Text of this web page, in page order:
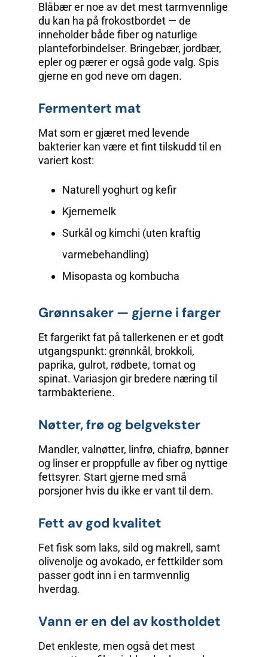
Blåbær er noe av det mest tarmvennlige
du kan ha på frokost­bordet — de
inneholder både fiber og naturlige
planteforbindelser. Bringebær, jordbær,
epler og pærer er også gode valg. Spis
gjerne en god neve om dagen.
Fermentert mat
Mat som er gjæret med levende
bakterier kan være et fint tilskudd til en
variert kost:
Naturell yoghurt og kefir
Kjernemelk
Surkål og kimchi (uten kraftig
varmebehandling)
Misopasta og kombucha
Grønnsaker — gjerne i farger
Et fargerikt fat på tallerkenen er et godt
utgangspunkt: grønnkål, brokkoli,
paprika, gulrot, rødbete, tomat og
spinat. Variasjon gir bredere næring til
tarm­bakteriene.
Nøtter, frø og belgvekster
Mandler, valnøtter, linfrø, chiafrø, bønner
og linser er proppfulle av fiber og nyttige
fettsyrer. Start gjerne med små
porsjoner hvis du ikke er vant til dem.
Fett av god kvalitet
Fet fisk som laks, sild og makrell, samt
olivenolje og avokado, er fettkilder som
passer godt inn i en tarmvennlig
hverdag.
Vann er en del av kostholdet
Det enkleste, men også det mest